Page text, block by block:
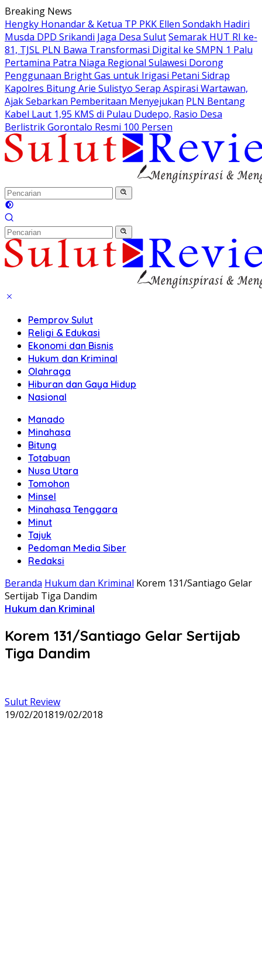
Langsung
ke
konten
Breaking News
Hengky Honandar & Ketua TP PKK Ellen Sondakh Hadiri
Musda DPD Srikandi Jaga Desa SulutSemarak HUT RI ke-
81, TJSL PLN Bawa Transformasi Digital ke SMPN 1 Palu
Pertamina Patra Niaga Regional Sulawesi Dorong
Penggunaan Bright Gas untuk Irigasi Petani Sidrap
Kapolres Bitung Arie Sulistyo Serap Aspirasi Wartawan,
Ajak Sebarkan Pemberitaan Menyejukan PLN Bentang
Kabel Laut 1,95 KMS di Pulau Dudepo, Rasio Desa
Berlistrik Gorontalo Resmi 100 Persen
Pemprov Sulut
Religi & Edukasi
Ekonomi dan Bisnis
Hukum dan Kriminal
Olahraga
Hiburan dan Gaya Hidup
Nasional
Manado
Minahasa
Bitung
Totabuan
Nusa Utara
Tomohon
Minsel
Minahasa Tenggara
Minut
Tajuk
Pedoman Media Siber
Redaksi
Beranda Hukum dan Kriminal Korem 131/Santiago Gelar
Sertijab Tiga Dandim
Hukum dan Kriminal
Korem 131/Santiago Gelar Sertijab
Tiga Dandim
Sulut Review
19/02/201819/02/2018